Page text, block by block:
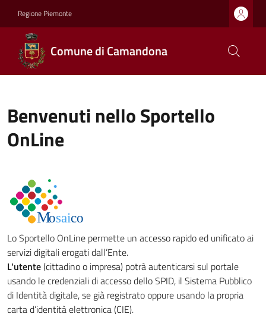
Regione Piemonte
Comune di Camandona
Benvenuti nello Sportello
OnLine
Lo Sportello OnLine permette un accesso rapido ed unificato ai
servizi digitali erogati dall’Ente.
L'utente(cittadino o impresa) potrà autenticarsi sul portale
usando le credenziali di accesso dello SPID, il Sistema Pubblico
di Identità digitale, se già registrato oppure usando la propria
carta d’identità elettronica (CIE).